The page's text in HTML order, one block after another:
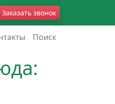
Заказать звонок
Поиск